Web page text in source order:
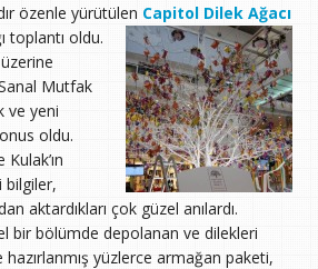
özenle yürütülen Capitol Dilek Ağacı
toplantı oldu.
Mutfak
ve yeni
oldu.
bilgiler,
aktardıkları çok güzel anılardı.
bir bölümde depolanan ve dilekleri
yüzlerce armağan paketi,